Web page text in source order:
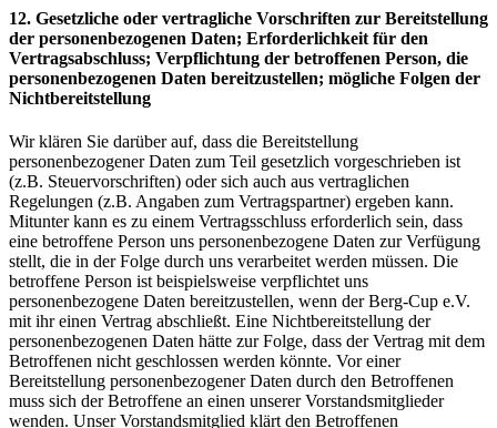
12. Gesetzliche oder vertragliche Vorschriften zur Bereitstellung
der personenbezogenen Daten; Erforderlichkeit für den
Vertragsabschluss; Verpflichtung der betroffenen Person, die
personenbezogenen Daten bereitzustellen; mögliche Folgen der
Nichtbereitstellung
Wir klären Sie darüber auf, dass die Bereitstellung
personenbezogener Daten zum Teil gesetzlich vorgeschrieben ist
(z.B. Steuervorschriften) oder sich auch aus vertraglichen
Regelungen (z.B. Angaben zum Vertragspartner) ergeben kann.
Mitunter kann es zu einem Vertragsschluss erforderlich sein, dass
eine betroffene Person uns personenbezogene Daten zur Verfügung
stellt, die in der Folge durch uns verarbeitet werden müssen. Die
betroffene Person ist beispielsweise verpflichtet uns
personenbezogene Daten bereitzustellen, wenn der Berg-Cup e.V.
mit ihr einen Vertrag abschließt. Eine Nichtbereitstellung der
personenbezogenen Daten hätte zur Folge, dass der Vertrag mit dem
Betroffenen nicht geschlossen werden könnte. Vor einer
Bereitstellung personenbezogener Daten durch den Betroffenen
muss sich der Betroffene an einen unserer Vorstandsmitglieder
wenden. Unser Vorstandsmitglied klärt den Betroffenen